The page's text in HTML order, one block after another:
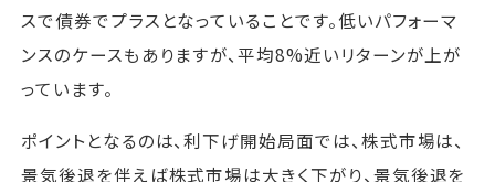
スで債券でプラスとなっていることです。低いパフォーマ
ンスのケースもありますが、平均8%近いリターンが上が
っています。
ポイントとなるのは、利下げ開始局面では、株式市場は、
景気後退を伴えば株式市場は大きく下がり、景気後退を